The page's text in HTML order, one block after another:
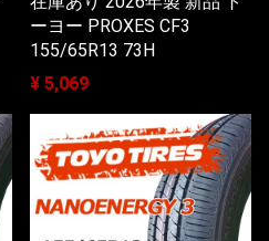
ーヨー PROXES CF3
155/65R13 73H
¥ 5,069